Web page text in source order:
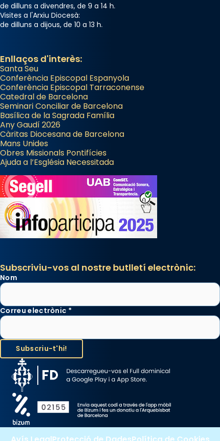
de dilluns a divendres, de 9 a 14 h.
Visites a l'Arxiu Diocesà:
de dilluns a dijous, de 10 a 13 h.
Enllaços d'interès:
Santa Seu
Conferència Episcopal Espanyola
Conferència Episcopal Tarraconense
Catedral de Barcelona
Seminari Conciliar de Barcelona
Basílica de la Sagrada Família
Any Gaudí 2026
Càritas Diocesana de Barcelona
Mans Unides
Obres Missionals Pontifícies
Ajuda a l’Església Necessitada
Subscriviu-vos al nostre butlletí electrònic:
Nom
Correu electrònic *